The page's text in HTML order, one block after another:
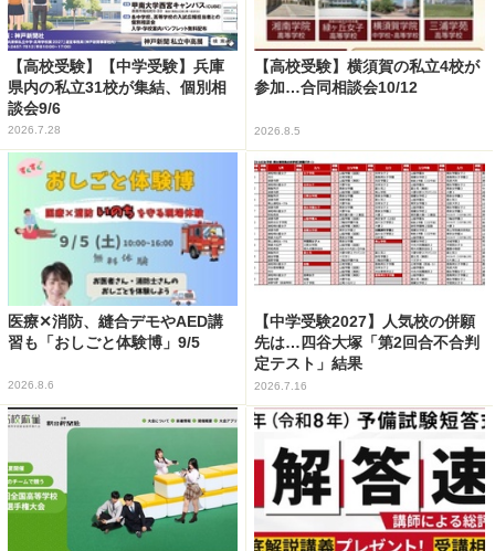
【高校受験】【中学受験】兵庫
県内の私立31校が集結、個別相
談会9/6
2026.7.28
【高校受験】横須賀の私立4校が
参加…合同相談会10/12
2026.8.5
医療✕消防、縫合デモやAED講
習も「おしごと体験博」9/5
2026.8.6
【中学受験2027】人気校の併願
先は…四谷大塚「第2回合不合判
定テスト」結果
2026.7.16